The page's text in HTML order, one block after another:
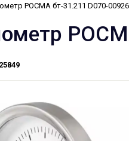
РОСМА бт-31.211 D070-00926